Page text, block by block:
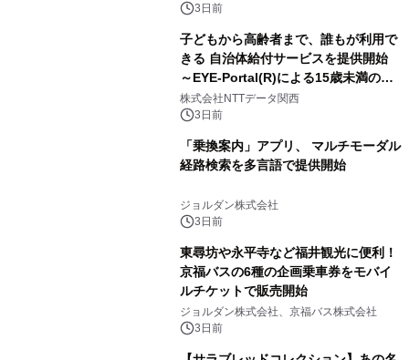
3日前
子どもから高齢者まで、誰もが利用で
きる 自治体給付サービスを提供開始
～EYE-Portal(R)による15歳未満の本
人認証と デジタルデバイド対策で実現
～
株式会社NTTデータ関西
3日前
「乗換案内」アプリ、 マルチモーダル
経路検索を多言語で提供開始
ジョルダン株式会社
3日前
東尋坊や永平寺など福井観光に便利！
京福バスの6種の企画乗車券をモバイ
ルチケットで販売開始
ジョルダン株式会社、京福バス株式会社
3日前